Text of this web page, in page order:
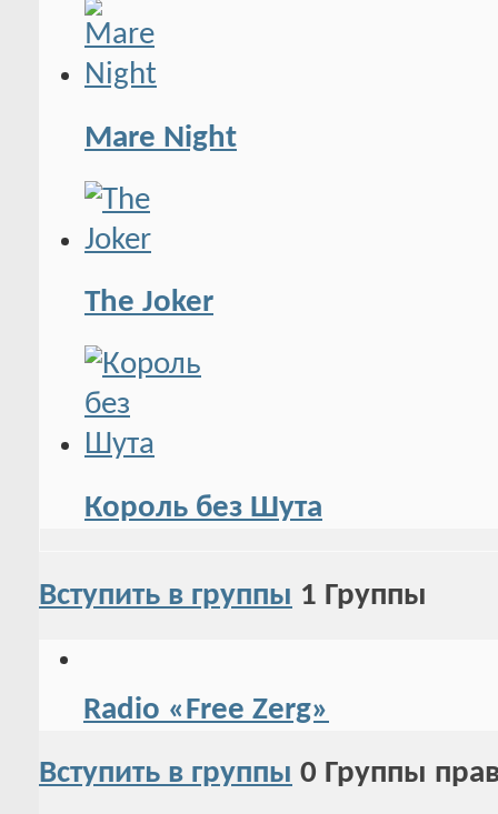
Mare Night
The Joker
Король без Шута
Вступить в группы 1 Группы
Radio «Free Zerg»